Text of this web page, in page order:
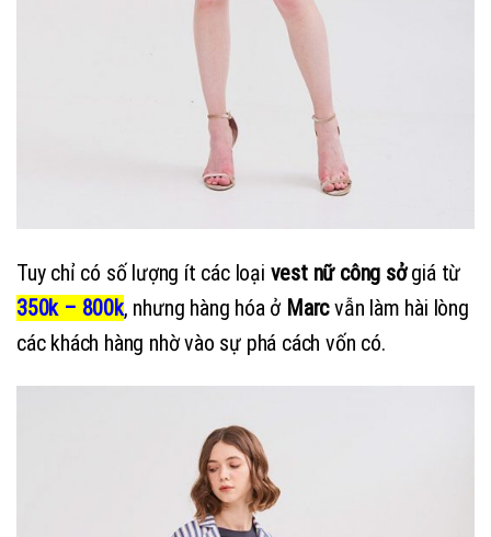
Tuy chỉ có số lượng ít các loại vest nữ công sởgiá từ
350k – 800k, nhưng hàng hóa ởMarcvẫn làm hài lòng
các khách hàng nhờ vào sự phá cách vốn có.